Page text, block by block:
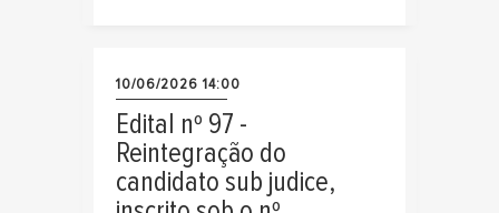
10/06/2026 14:00
Edital nº 97 -
Reintegração do
candidato sub judice,